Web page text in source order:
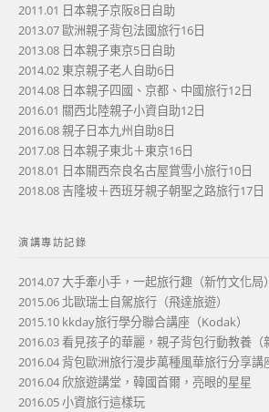
2011.01 日本親子京阪8日自助
2013.07 歐洲親子背包法國旅行16日
2013.08 日本親子東京5日自助
2014.02 東京親子老人自助6日
2014.08 日本親子四國、京都、中國旅行12日
2016.01 關西北陸親子小資自助12日
2016.08 親子日本九州自助8日
2017.08 日本親子東北＋東京16日
2018.01 日本關西奈良名古屋賞雪小旅行10日
2018.08 吉隆坡＋西班牙親子朝聖之路旅行17日
演講專訪記錄
2014.07 大手牽小手，一起旅行趣（新竹文化局）
2015.06 北歐瑞士自駕旅行（飛達旅遊）
2015.10 kkday旅行學分聯合講座（Kodak）
2016.03 看見孩子的華麗，親子背包行動教養（
2016.04 背包歐洲旅行漫步萬種風華旅行分享講
2016.04 欣旅遊講堂，韓國首爾，亮眼的星星
2016.05 小資旅行這樣玩